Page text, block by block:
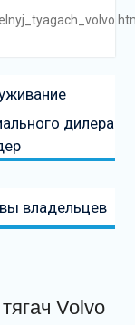
дилера
владельцев
Volvo